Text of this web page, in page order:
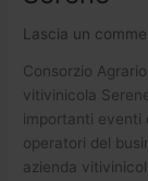
Lascia un
Consorzio
vitivinicola
importanti eventi
operatori del
azienda